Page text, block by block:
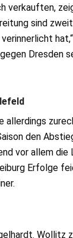
verkauften,
sind
Dresden
allerdings
den
vor allem die
Erfolge
Wollitz